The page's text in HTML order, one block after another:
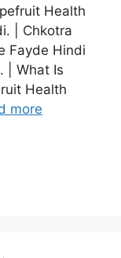
Health
| Chkotra
Fayde Hindi
| What Is
Health
more